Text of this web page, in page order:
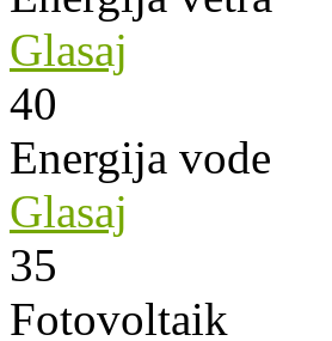
Glasaj
40
Energija vode
Glasaj
35
Fotovoltaik